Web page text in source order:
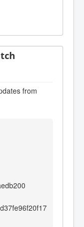
from